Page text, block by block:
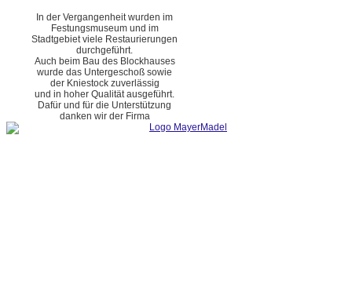
In der Vergangenheit wurden im
Festungsmuseum und im
Stadtgebiet viele Restaurierungen
durchgeführt.
Auch beim Bau des Blockhauses
wurde das Untergeschoß sowie
der Kniestock zuverlässig
und in hoher Qualität ausgeführt.
Dafür und für die Unterstützung
danken wir der Firma